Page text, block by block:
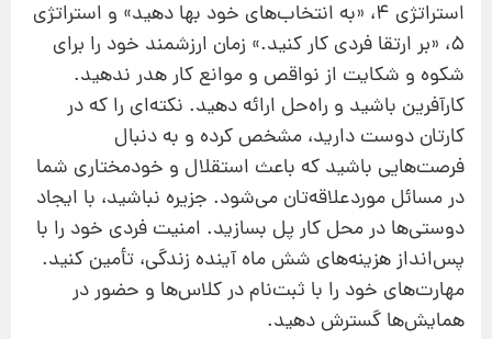
استراتژی 4، «به انتخاب‌های خود بها دهید» و استراتژی
5، «بر ارتقا فردی کار کنید.» زمان ارزشمند خود را برای
شکوه و شکایت از نواقص و موانع کار هدر ندهید.
کارآفرین باشید و راه‌حل ارائه دهید. نکته‌ای را که در
کارتان دوست دارید، مشخص کرده و به دنبال
فرصت‌هایی باشید که باعث استقلال و خودمختاری شما
در مسائل موردعلاقه‌تان می‌شود. جزیره نباشید، با ایجاد
دوستی‌ها در محل کار پل بسازید. امنیت فردی خود را با
پس‌انداز هزینه‌های شش ماه آینده زندگی، تأمین کنید.
مهارت‌های خود را با ثبت‌نام در کلاس‌ها و حضور در
همایش‌ها گسترش دهید.